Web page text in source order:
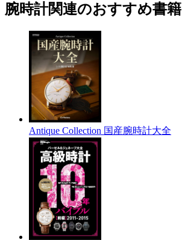
腕時計関連のおすすめ書籍
Antique Collection 国産腕時計大全